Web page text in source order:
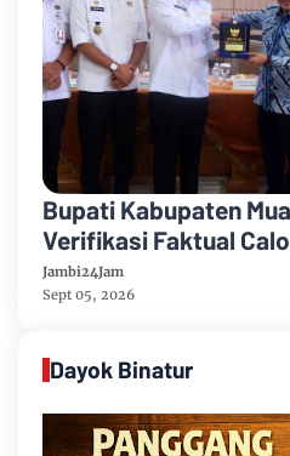
Bupati Kabupaten
Verifikasi Faktual
Tahun 2026-2031
Jambi24Jam
Sept 05, 2026
Dayok Binatur